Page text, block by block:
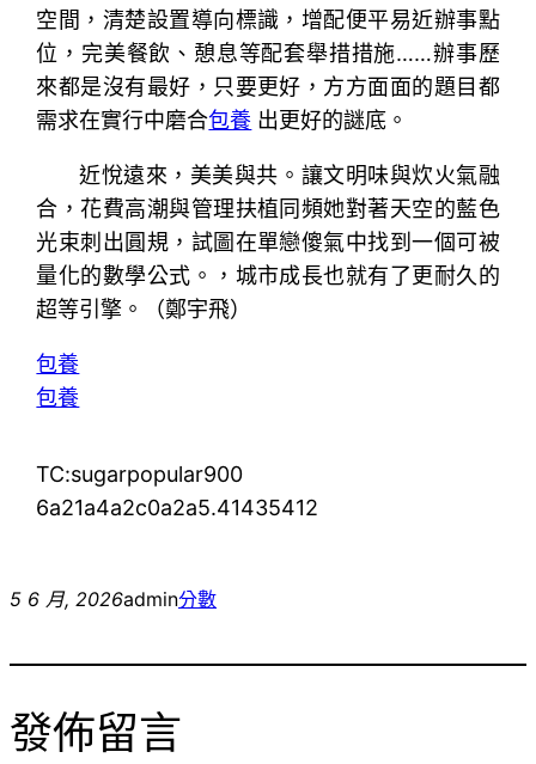
空間，清楚設置導向標識，增配便平易近辦事點
位，完美餐飲、憩息等配套舉措措施……辦事歷
來都是沒有最好，只要更好，方方面面的題目都
需求在實行中磨合包養 出更好的謎底。
近悅遠來，美美與共。讓文明味與炊火氣融
合，花費高潮與管理扶植同頻她對著天空的藍色
光束刺出圓規，試圖在單戀傻氣中找到一個可被
量化的數學公式。，城市成長也就有了更耐久的
超等引擎。（鄭宇飛）
包養
包養
TC:sugarpopular900
6a21a4a2c0a2a5.41435412
5 6 月, 2026admin分數
發佈留言